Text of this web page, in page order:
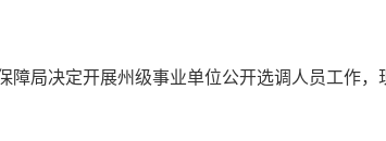
障局决定开展州级事业单位公开选调人员工作，